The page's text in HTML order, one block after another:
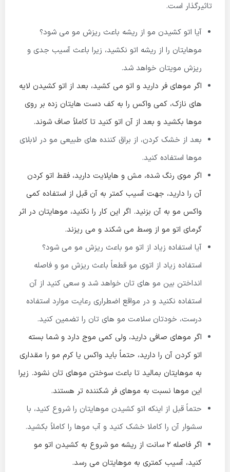
تاثیرگذار است.
آیا اتو کشیدن مو از ریشه باعث ریزش مو می شود؟
موهایتان را از ریشه اتو نکشید، زیرا باعث آسیب جدی و
ریزش مویتان خواهد شد.
اگر موهای فر دارید و اتو می کشید، بعد از اتو کشیدن لایه
های نازک، کمی واکس را به کف دست هایتان زده بر روی
موها بکشید و بعد از آن اتو کنید تا کاملاً صاف شوند.
بعد از خشک کردن، از براق کننده های طبیعی مو در لابلای
موها استفاده کنید.
اگر موی رنگ شده، مش و هایلایت دارید، فقط اتو کردن
آن را دارید، جهت آسیب کمتر به آن قبل از استفاده کمی
واکس مو به آن بزنید. اگر این کار را نکنید، موهایتان در اثر
گرمای اتو مو از وسط می شکند و می ریزند.
آیا استفاده زیاد از اتو مو باعث ریزش مو می شود؟
استفاده زیاد از اتوی مو قطعاً باعث ریزش مو و فاصله
انداختن بین مو های تان خواهد شد و سعی کنید از آن
استفاده نکنید و در مواقع اضطراری رعایت موارد استفاده
درست، خودتان سلامت مو های تان را تضمین کنید.
اگر موهای صافی دارید، ولی کمی موج دارد و شما بسته
اتو کردن آن را دارید، حتماً باید واکس یا کرم مو را مقداری
به موهایتان بمالید تا باعث سوختن موهای تان نشود. زیرا
این موها نسبت به موهای فر شکننده تر هستند.
حتماً قبل از اینکه اتو کشیدن موهایتان را شروع کنید، با
سشوار آن را کاملا خشک کنید و آب موها را کاملاً بکشید.
اگر فاصله ۲ سانت از ریشه مو شروع به کشیدن اتو مو
کنید، آسیب کمتری به موهایتان می رسد.